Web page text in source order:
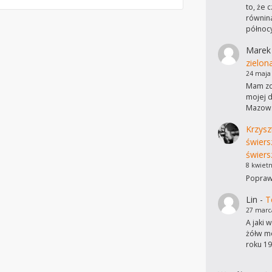
to, że
Marek
24 maja
Mam
mojej
8
Lin -
27
A jaki
żółw
roku